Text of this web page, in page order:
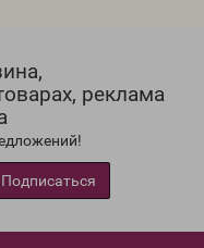
реклама
Подписаться